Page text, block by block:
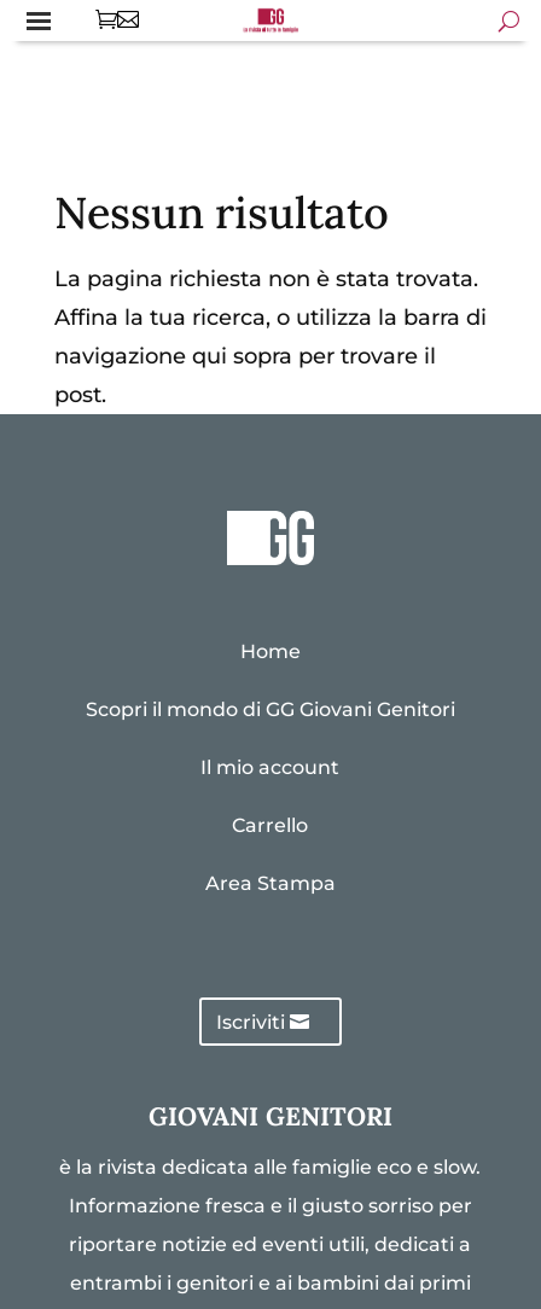
Nessun risultato
La pagina richiesta non è stata trovata.
Affina la tua ricerca, o utilizza la barra di
navigazione qui sopra per trovare il
post.
Home
Scopri il mondo di GG Giovani Genitori
Il mio account
Carrello
Area Stampa
Iscriviti
GIOVANI GENITORI
è la rivista dedicata alle famiglie eco e slow.
Informazione fresca e il giusto sorriso per
riportare notizie ed eventi utili, dedicati a
entrambi i genitori e ai bambini dai primi